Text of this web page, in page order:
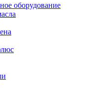
оборудование